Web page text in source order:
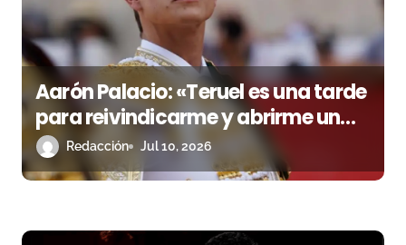
a
s
Aarón Palacio: «Teruel es una tarde
para reivindicarme y abrirme un
hueco»
Redacción Jul 10, 2026